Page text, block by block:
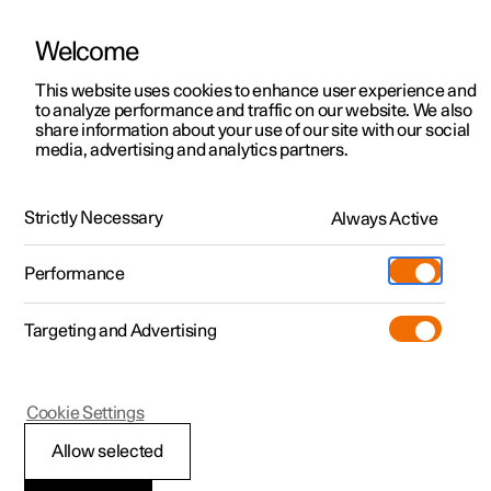
Polestar 2
Polestar 3
Polestar 4
Pre-owned
Köpa
Mer
Upptäck Polestar 2
Provkörning
Upptäck Polestar 3
Provkörning
Upptäck Polestar 4
Provkörning
Erbjudanden privatkund
Erbjudanden företag
Tillgängliga bilar
Designa och beställ
Pre-owned
Provkörning
Extras
(Öppnas i ett nytt fönster)
Experiences
Tjänstebil och företag
Besök
Serviceställen
Ägande
Support
Om Polestar
ManualVideogalleriMjukvaruuppdateringar
Centerdisplay
Polestar 2
Ändra språk för
Welcome
This website uses cookies to enhance user experience and
to analyze performance and traffic on our website. We also
share information about your use of our site with our social
media, advertising and analytics partners.
Strictly Necessary Always Active
Performance
Targeting and Advertising
Allow selected
Cookie Settings